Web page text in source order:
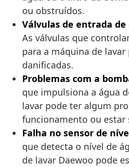
ou obstruídos.
Válvulas de entrada
As válvulas que
para a máquina de
danificadas.
Problemas com a
que impulsiona a água
lavar pode ter algum
funcionamento ou estar
Falha no sensor de
que detecta o nível de
de lavar Daewoo pode